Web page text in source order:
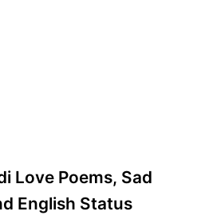
Love Poems, Sad
English Status